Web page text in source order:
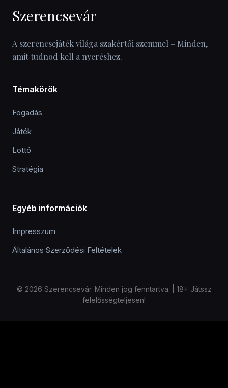
Szerencsevár
A szerencsejáték világa szakértői szemmel – Minden,
amit tudnod kell a nyeréshez.
Témakörök
Fogadás
Játék
Lottó
Stratégia
Egyéb információk
Impresszum
Általános Szerződési Feltételek
© 2026 Szerencsevár. Minden jog fenntartva. | 18+ Játssz
felelősségteljesen!